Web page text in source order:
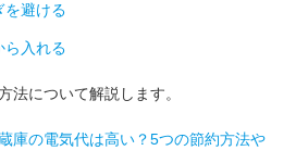
を避ける
ら入れる
法について解説します。
庫の電気代は高い？5つの節約方法や